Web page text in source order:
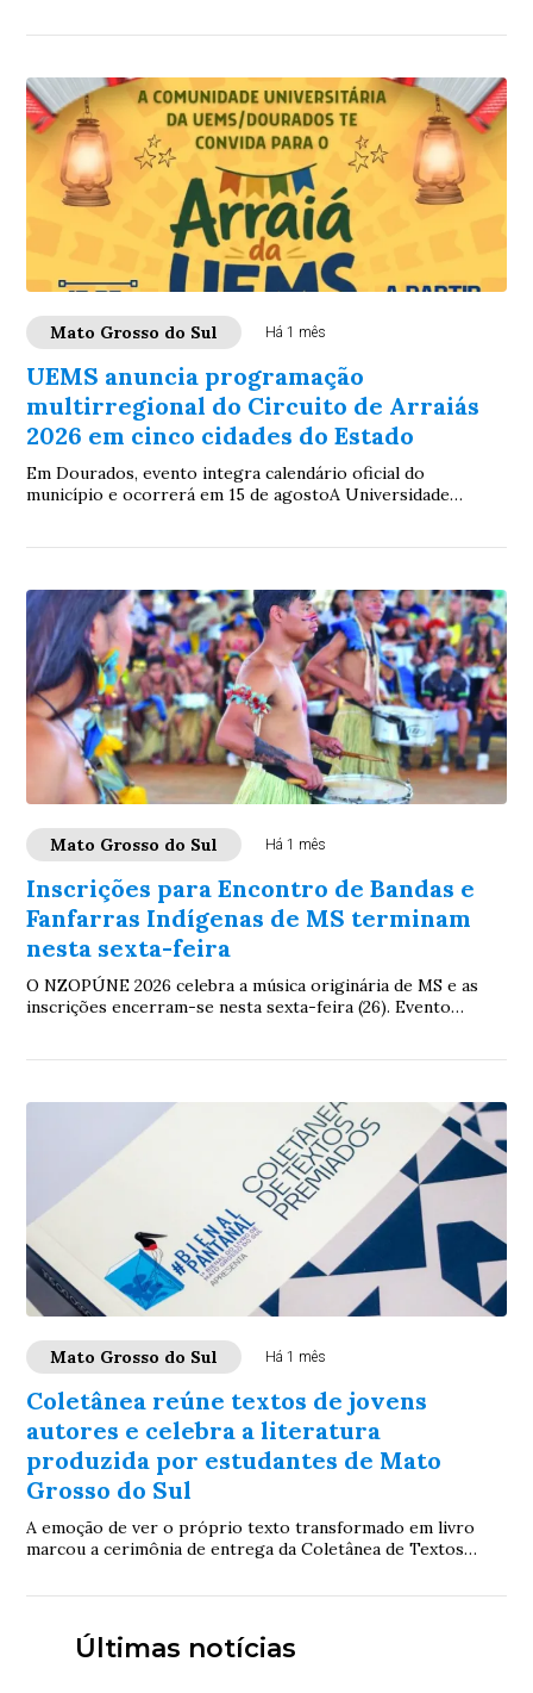
Mato Grosso do Sul Há 1 mês
UEMS anuncia programação
multirregional do Circuito de Arraiás
2026 em cinco cidades do Estado
Em Dourados, evento integra calendário oficial do
município e ocorrerá em 15 de agostoA Universidade
Mato Grosso do Sul Há 1 mês
Inscrições para Encontro de Bandas e
Fanfarras Indígenas de MS terminam
nesta sexta-feira
O NZOPÚNE 2026 celebra a música originária de MS e as
inscrições encerram-se nesta sexta-feira (26). Evento
Mato Grosso do Sul Há 1 mês
Coletânea reúne textos de jovens
autores e celebra a literatura
produzida por estudantes de Mato
Grosso do Sul
A emoção de ver o próprio texto transformado em livro
marcou a cerimônia de entrega da Coletânea de Textos
Últimas notícias